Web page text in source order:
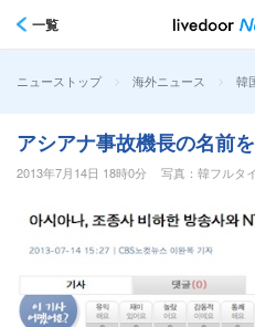
一覧
ニューストップ > 海外ニュース > 韓
アシアナ事故機長の名前
2013年7月14日 18時0分
写真：韓フルタ